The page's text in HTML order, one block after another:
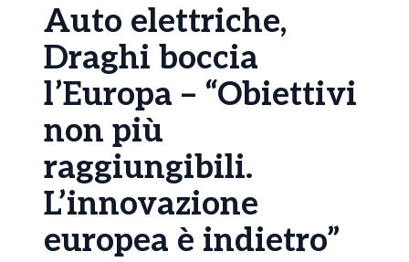
Auto elettriche,
Draghi boccia
l’Europa – “Obiettivi
non più
raggiungibili.
L’innovazione
europea è indietro”